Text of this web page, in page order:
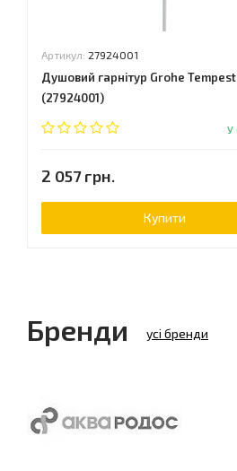
Артикул: 27924001
Душовий гарнітур Grohe
(27924001)
У
2 057 грн.
Купити
Бренди усі бренди